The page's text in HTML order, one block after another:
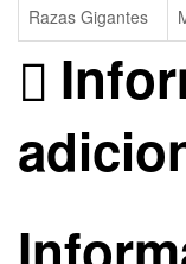
Razas Gigantes